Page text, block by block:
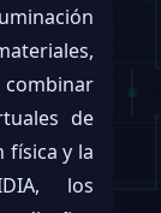
de
física y la
los